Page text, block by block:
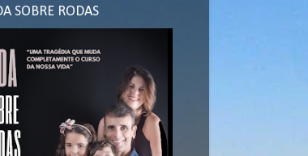
SOBRE RODAS